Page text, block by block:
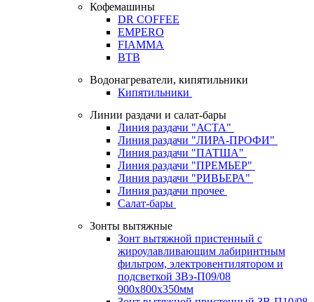
Кофемашины
DR COFFEE
EMPERO
FIAMMA
BTB
Водонагреватели, кипятильники
Кипятильники
Линии раздачи и салат-бары
Линия раздачи "АСТА"
Линия раздачи "ЛИРА-ПРОФИ"
Линия раздачи "ПАТША"
Линия раздачи "ПРЕМЬЕР"
Линия раздачи "РИВЬЕРА"
Линия раздачи прочее
Салат-бары
Зонты вытяжные
Зонт вытяжной пристенный с
жироулавливающим лабиринтным
фильтром, электровентилятором и
подсветкой ЗВэ-П09/08
900х800х350мм